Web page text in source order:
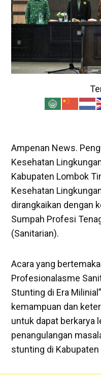
Ampenan News.
Kesehatan
Kabupaten Lombok
Kesehatan
dirangkaikan dengan
Sumpah Profesi
(Sanitarian).
Acara yang
Profesionalasme
Stunting di Era
kemampuan dan
untuk dapat berkarya
penangulangan
stunting di